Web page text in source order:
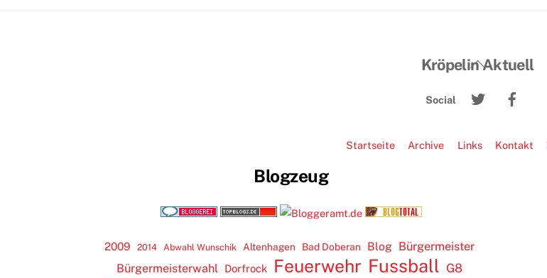
Back
Top
Kröpelin Aktuell
Social
Twitter
Startseite Archive Links Kontakt
Blogzeug
2009 2014 Abwahl Wunschik Altenhagen Bad Doberan Blog Bürgermeister
Bürgermeisterwahl
Dorfrock Feuerwehr Fussball G8